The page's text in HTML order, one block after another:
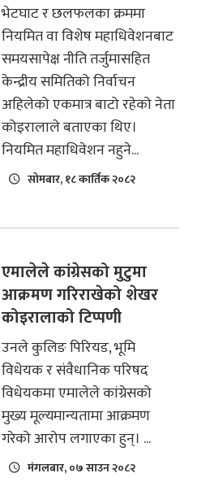
भेटघाट र छलफलका क्रममा
नियमित वा विशेष महाधिवेशनबाट
समयसापेक्ष नीति तर्जुमासहित
केन्द्रीय समितिको निर्वाचन
अहिलेको एकमात्र बाटो रहेको नेता
कोइरालाले बताएका थिए।
नियमित महाधिवेशन नहुने...
सोमबार, १८ कार्तिक २०८२
एमालेले कांग्रेसको मुटुमा
आक्रमण गरिराखेको शेखर
कोइरालाको टिप्पणी
उनले कुलिङ पिरियड, भूमि
विधेयक र संवैधानिक परिषद
विधेयकमा एमालेले कांग्रेसको
मुख्य मूल्यमान्यतामा आक्रमण
गरेको आरोप लगाएका हुन्। ...
मंगलबार, ०७ साउन २०८२